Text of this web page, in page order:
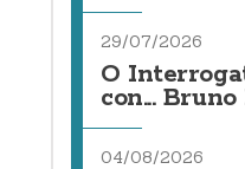
29/07/2026
O
con...
04/08/2026